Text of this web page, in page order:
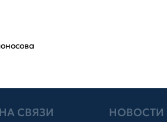
НА СВЯЗИ НОВОСТИ